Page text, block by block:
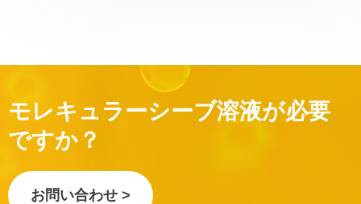
モレキュラーシーブ溶液が必要
ですか？
お問い合わせ >